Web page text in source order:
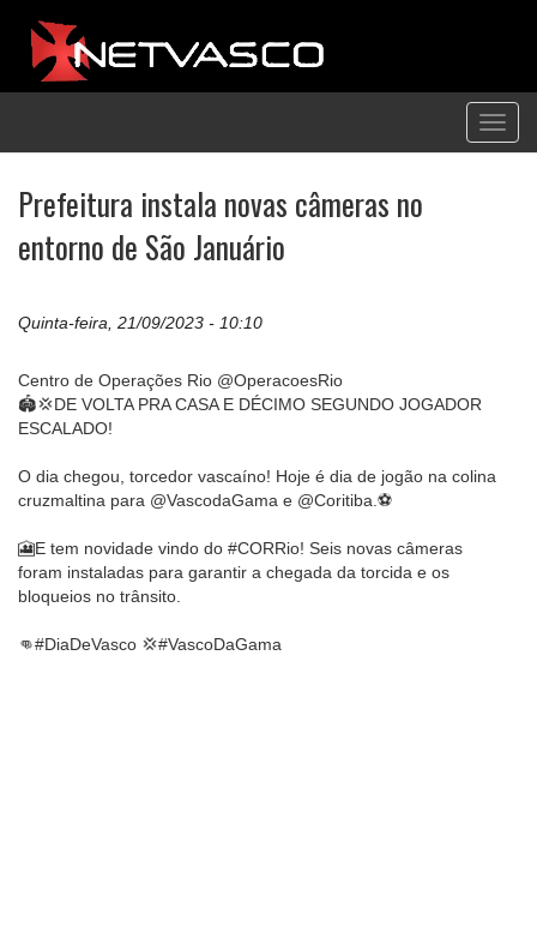
Prefeitura instala novas câmeras no
entorno de São Januário
Quinta-feira, 21/09/2023 - 10:10
Centro de Operações Rio @OperacoesRio
🏟️💢DE VOLTA PRA CASA E DÉCIMO SEGUNDO JOGADOR
ESCALADO!
O dia chegou, torcedor vascaíno! Hoje é dia de jogão na colina
cruzmaltina para @VascodaGama e @Coritiba.⚽
🎦E tem novidade vindo do #CORRio! Seis novas câmeras
foram instaladas para garantir a chegada da torcida e os
bloqueios no trânsito.
👊#DiaDeVasco 💢#VascoDaGama